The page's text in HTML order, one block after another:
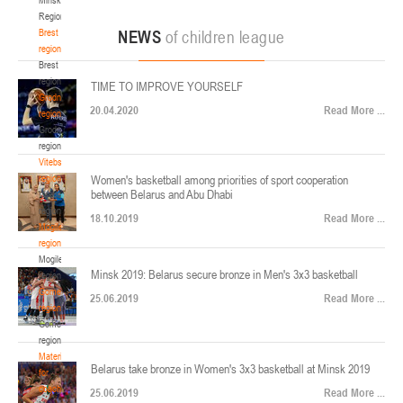
Region
Brest
region
Brest
region
Grodno
region
Grodno
region
Vitebsk
region
Vitebsk
region
Mogilev
region
Mogilev
region
Gomel
region
Gomel
region
Materials
for
coaches
ул. Ленинградская, 4
Минск
Финал четырех – юноши 2014-2015 гг.р., Дивизион 2, 22-24 апреля 2026 г., г.
Минск, ул. Стадионная, 3
U-12, девушки
V тур – девушки 2014-2015 гг.р., Дивизион 1, 17-19 апреля 2026 г., г. Гомель,
ул. Б.Хмельницкого, 118а
Минск
Финал 4-х – девушки 2010-2011 гг.р., Дивизион 2, 14-16 апреля 2026 г., г.
Минск, ул. Стадионная, 3
NEWS of children league
TIME TO IMPROVE YOURSELF
20.04.2020 Read More ...
Women's basketball among priorities of sport cooperation
between Belarus and Abu Dhabi
18.10.2019 Read More ...
Minsk 2019: Belarus secure bronze in Men's 3x3 basketball
25.06.2019 Read More ...
Belarus take bronze in Women's 3x3 basketball at Minsk 2019
25.06.2019 Read More ...